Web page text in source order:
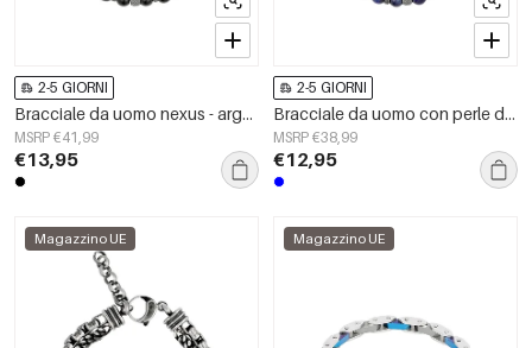
2-5 GIORNI
Bracciale da uomo nexus - argento nero
MSRP €41,99
€13,95
2-5 GIORNI
Bracciale da uomo con perle di fenice
MSRP €38,99
€12,95
Magazzino UE Magazzino UE